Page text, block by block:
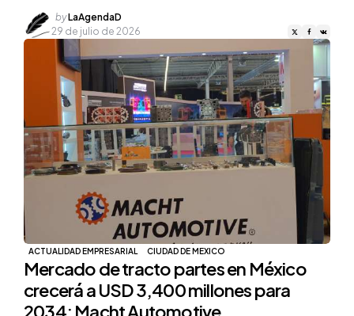
Posted
by
byLaAgendaD
29 de julio de 2026
ACTUALIDAD EMPRESARIAL CIUDAD DE MEXICO
Mercado de tracto partes en México
crecerá a USD 3,400 millones para
2034: Macht Automotive